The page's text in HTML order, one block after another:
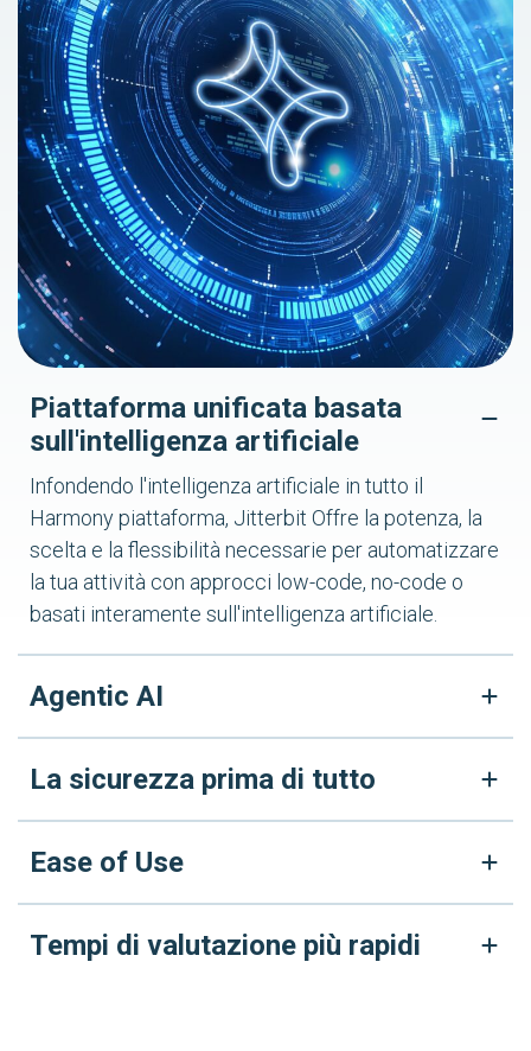
Piattaforma unificata basata
sull'intelligenza artificiale
Infondendo l'intelligenza artificiale in tutto il
Harmony piattaforma, Jitterbit Offre la potenza, la
scelta e la flessibilità necessarie per automatizzare
la tua attività con approcci low-code, no-code o
basati interamente sull'intelligenza artificiale.
Agentic AI
La sicurezza prima di tutto
Ease of Use
Tempi di valutazione più rapidi